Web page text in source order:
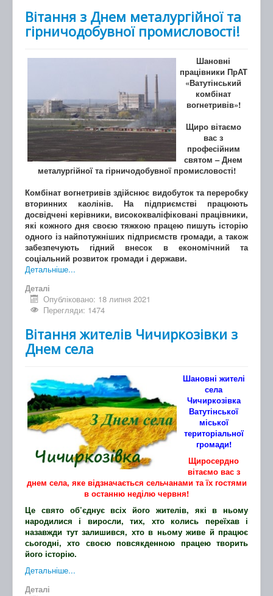
Вітання з Днем металургійної та
гірничодобувної промисловості!
Шановні
працівники ПрАТ
«Ватутінський
комбінат
вогнетривів»!
Щиро вітаємо
вас з
професійним
святом – Днем
металургійної та гірничодобувної промисловості!
Комбінат вогнетривів здійснює видобуток та переробку
вторинних каолінів. На підприємстві працюють
досвідчені керівники, висококваліфіковані працівники,
які кожного дня своєю тяжкою працею пишуть історію
одного із найпотужніших підприємств громади, а також
забезпечують гідний внесок в економічний та
соціальний розвиток громади і держави.
Детальніше...
Деталі
Опубліковано: 18 липня 2021
Перегляди: 1474
Вітання жителів Чичиркозівки з
Днем села
Шановні жителі
села
Чичиркозівка
Ватутінської
міської
територіальної
громади!
Щиросердно
вітаємо вас з
днем села, яке відзначається сельчанами та їх гостями
в останню неділю червня!
Це свято об’єднує всіх його жителів, які в ньому
народилися і виросли, тих, хто колись переїхав і
назавжди тут залишився, хто в ньому живе й працює
сьогодні, хто своєю повсякденною працею творить
його історію.
Детальніше...
Деталі